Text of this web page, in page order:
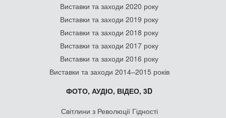
Виставки та заходи 2020 року
Виставки та заходи 2019 року
Виставки та заходи 2018 року
Виставки та заходи 2017 року
Виставки та заходи 2016 року
Виставки та заходи 2014–2015 років
ФОТО, АУДІО, ВІДЕО, 3D
Світлини з Революції Гідності